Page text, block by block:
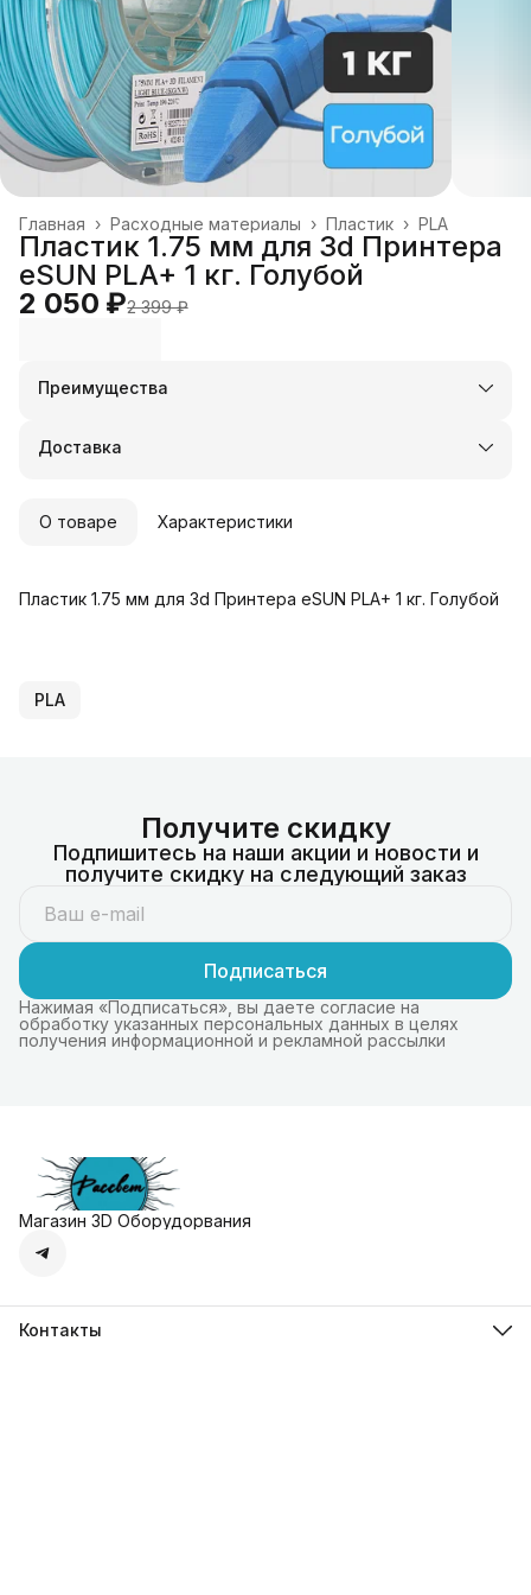
PLA
Пластик ›
Расходные материалы ›
Главная ›
Пластик 1.75 мм для 3d Принтера
eSUN PLA+ 1 кг. Голубой
2 050 ₽2 399 ₽
Преимущества
Оплата частями в Сплит
Удобный возврат
Доставка
О товаре Характеристики
Пластик 1.75 мм для 3d Принтера eSUN PLA+ 1 кг. Голубой
PLA
Получите скидку
Подпишитесь на наши акции и новости и
получите скидку на следующий заказ
Подписаться
Нажимая «Подписаться», вы даете согласие на
обработку указанных персональных данных в целях
получения информационной и рекламной рассылки
Магазин 3D Оборудорвания
Контакты